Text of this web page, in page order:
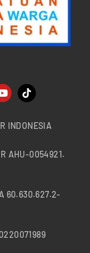
INDONESIA
AHU-0054921.
60.630.627.2-